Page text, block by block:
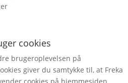
cookies
brugeroplevelsen på
giver du samtykke til, at Freka
cookies på hjemmesiden,